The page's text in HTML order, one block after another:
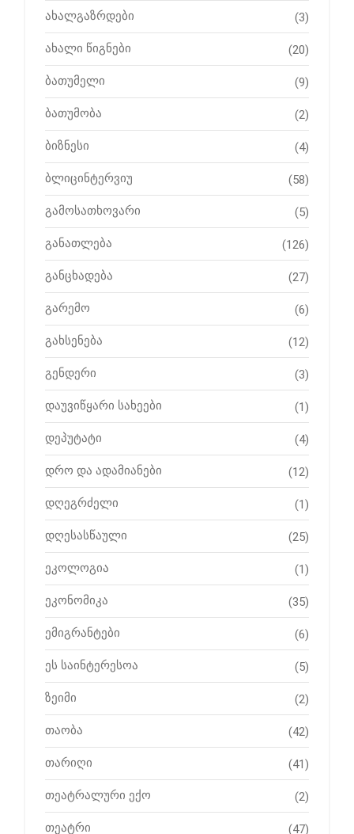
ახალგაზრდები (3)
ახალი წიგნები (20)
ბათუმელი (9)
ბათუმობა (2)
ბიზნესი (4)
ბლიცინტერვიუ (58)
გამოსათხოვარი (5)
განათლება (126)
განცხადება (27)
გარემო (6)
გახსენება (12)
გენდერი (3)
დაუვიწყარი სახეები (1)
დეპუტატი (4)
დრო და ადამიანები (12)
დღეგრძელი (1)
დღესასწაული (25)
ეკოლოგია (1)
ეკონომიკა (35)
ემიგრანტები (6)
ეს საინტერესოა (5)
ზეიმი (2)
თაობა (42)
თარიღი (41)
თეატრალური ექო (2)
თეატრი (47)